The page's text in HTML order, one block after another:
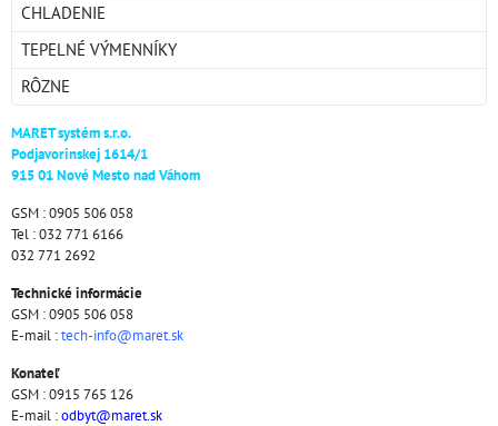
CHLADENIE
TEPELNÉ VÝMENNÍKY
RÔZNE
MARET systém s.r.o.
Podjavorinskej 1614/1
915 01 Nové Mesto nad Váhom
GSM : 0905 506 058
Tel : 032 771 6166
032 771 2692
Technické informácie
GSM : 0905 506 058
E-mail :tech-info@maret.sk
Konateľ
GSM : 0915 765 126
E-mail :odbyt@maret.sk